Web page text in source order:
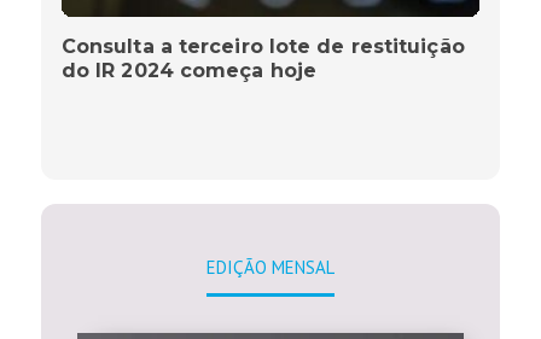
Consulta a terceiro lote de restituição
do IR 2024 começa hoje
EDIÇÃO MENSAL